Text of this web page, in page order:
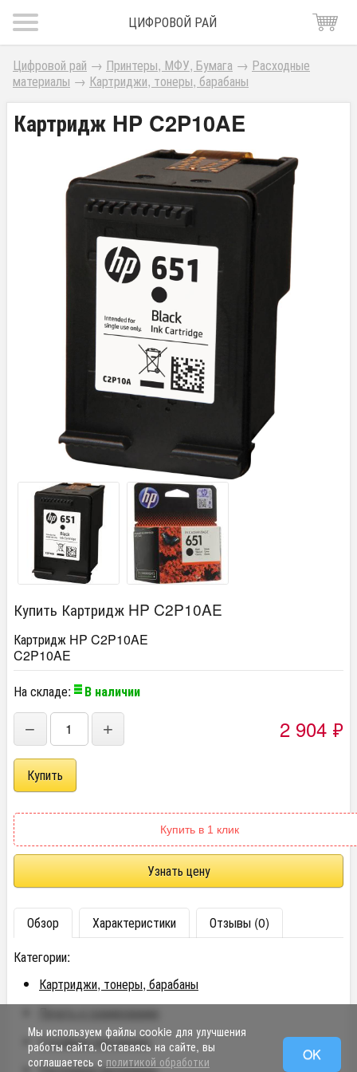
ЦИФРОВОЙ РАЙ
Цифровой рай → Принтеры, МФУ, Бумага → Расходные
материалы → Картриджи, тонеры, барабаны
Картридж HP C2P10AE
Купить Картридж HP C2P10AE
Картридж HP C2P10AE
C2P10AE
На складе:
В наличии
− + 2 904 ₽
Купить в 1 клик
Узнать цену
Обзор Характеристики
Отзывы (0)
Категории:
Картриджи, тонеры, барабаны
Печать и сканирование
Струйные картриджи
Мы используем файлы cookie для улучшения
работы сайта. Оставаясь на сайте, вы
соглашаетесь с политикой обработки
OK